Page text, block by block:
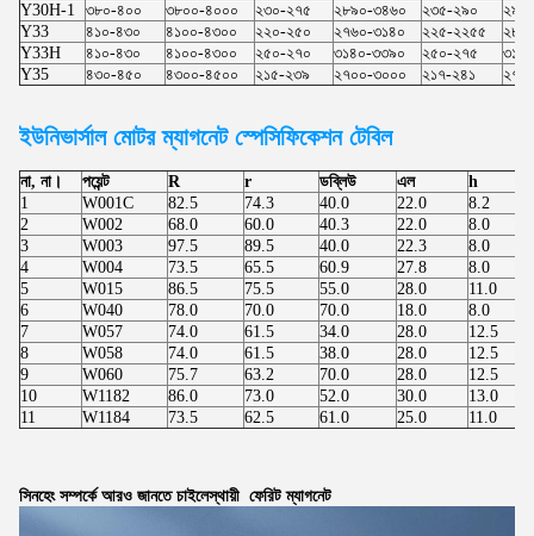
Y30H-1
৩৮০-৪০০ ৩৮০০-৪০০০ ২৩০-২৭৫ ২৮৯০-৩৪৬০ ২৩৫-২৯০
Y33
৪১০-৪৩০ ৪১০০-৪৩০০ ২২০-২৫০ ২৭৬০-৩১৪০ ২২৫-২২৫৫
Y33H
৪১০-৪৩০ ৪১০০-৪৩০০ ২৫০-২৭০ ৩১৪০-৩৩৯০ ২৫০-২৭৫
Y35
৪৩০-৪৫০ ৪৩০০-৪৫০০ ২১৫-২৩৯ ২৭০০-৩০০০ ২১৭-২৪১
ইউনিভার্সাল মোটর ম্যাগনেট স্পেসিফিকেশন টেবিল
না, না। পয়েন্ট R r ডব্লিউ এল
h
1
W001C 82.5 74.3 40.0 22.0
8.2
2
W002 68.0 60.0 40.3 22.0
8.0
3
W003 97.5 89.5 40.0 22.3
8.0
4
W004 73.5 65.5 60.9 27.8
8.0
5
W015 86.5 75.5 55.0 28.0
11.0
6
W040 78.0 70.0 70.0 18.0
8.0
7
W057 74.0 61.5 34.0 28.0
12.5
8
W058 74.0 61.5 38.0 28.0
12.5
9
W060 75.7 63.2 70.0 28.0
12.5
10
W1182 86.0 73.0 52.0 30.0
13.0
11
W1184 73.5 62.5 61.0 25.0 11.0
সিনহেং সম্পর্কে আরও জানতে চাইলেস্থায়ী ফেরিট ম্যাগনেট